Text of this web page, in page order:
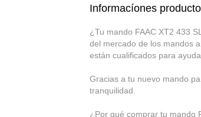
Informacíones
¿Tu mando FAAC XT2 433
del mercado de los mandos
están cualificados para
Gracias a tu nuevo mando
tranquilidad.
¿Por qué comprar tu mando